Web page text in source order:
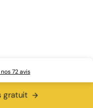
gratuit
72avis